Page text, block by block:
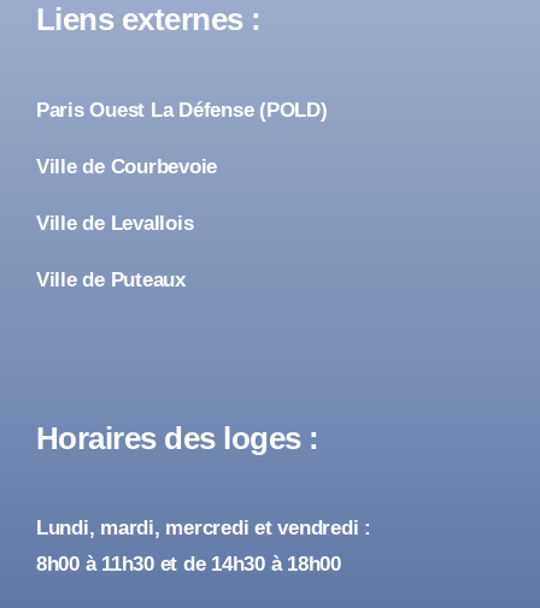
Liens externes :
Paris Ouest La Défense (POLD)
Ville de Courbevoie
Ville de Levallois
Ville de Puteaux
Horaires des loges :
Lundi, mardi, mercredi et vendredi :
8h00 à 11h30 et de 14h30 à 18h00